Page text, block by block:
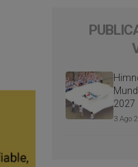
2027
3 Ago